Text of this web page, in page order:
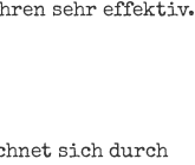
sehr effektiv.
sich durch